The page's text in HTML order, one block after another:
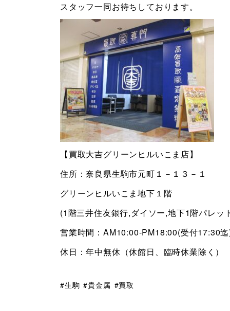
スタッフ一同お待ちしております。
【買取大吉グリーンヒルいこま店】
住所：奈良県生駒市元町１－１３－１
グリーンヒルいこま地下１階
(1階三井住友銀行,ダイソー,地下1階パレッ
営業時間：AM10:00-PM18:00(受付17:30
休日：年中無休（休館日、臨時休業除く）
生駒 貴金属 買取